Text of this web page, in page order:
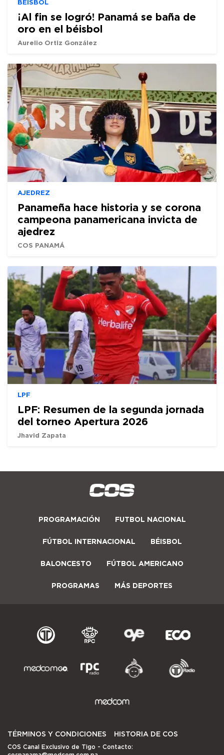
BÉISBOL
¡Al fin se logró! Panamá se baña de
oro en el béisbol
Aurelio Ortiz González
AJEDREZ
Panameña hace historia y se corona
campeona panamericana invicta de
ajedrez
COS PANAMÁ
LPF
LPF: Resumen de la segunda jornada
del torneo Apertura 2026
Jhavid Zapata
PROGRAMACIÓN FUTBOL NACIONAL
FÚTBOL INTERNACIONAL BÉISBOL
BALONCESTO FÚTBOL AMERICANO
PROGRAMAS MÁS DEPORTES
TÉRMINOS Y CONDICIONES HISTORIA DE COS
COS Canal Exclusivo de Tigo - Contacto: